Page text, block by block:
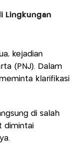
Lingkungan
kejadian
(PNJ). Dalam
klarifikasi
di salah
dimintai